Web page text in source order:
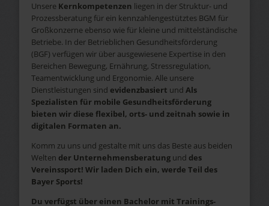
Unsere Kernkompetenzen liegen in der Struktur- und
Prozessberatung für ein kennzahlengestütztes BGM für
Großkonzerne ebenso wie für kleine und mittelständische
Betriebe. In der Betrieblichen Gesundheitsförderung
(BGF) verfügen wir über ausgewiesene Expertise in den
Bereichen Bewegung, Ernährung, Stressregulation,
Teamentwicklung und Ergonomie. Alle unsere
Dienstleistungen sind evidenzbasiert und Als
Spezialisten für mobile Gesundheitsförderung
bieten wir diese flexibel, orts- und zeitnah sowie in
digitalen Formaten an.
Komm zu uns und gestalte mit uns das Beste aus beiden
Welten der Unternehmensberatungund des
Vereinssport! Wir laden Dich ein, werde Teil des
Bayer Sports!
Du verfügst über einen Bachelor mit Trainings-